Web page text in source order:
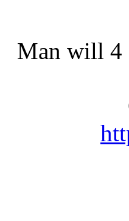
Man will 4